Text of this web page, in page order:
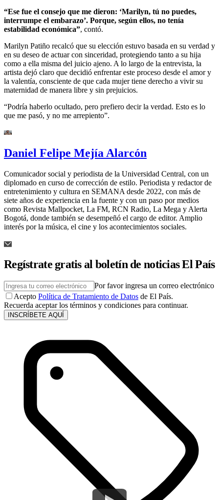
“Ese fue el consejo que me dieron: ‘Marilyn, tú no puedes,
interrumpe el embarazo’. Porque, según ellos, no tenía
estabilidad económica”, contó.
Marilyn Patiño recalcó que su elección estuvo basada en su verdad y
en su deseo de actuar con sinceridad, protegiendo tanto a su hija
como a ella misma del juicio ajeno. A lo largo de la entrevista, la
artista dejó claro que decidió enfrentar este proceso desde el amor y
la valentía, consciente de que cada mujer tiene derecho a vivir su
maternidad de manera libre y sin prejuicios.
“Podría haberlo ocultado, pero prefiero decir la verdad. Esto es lo
que me pasó, y no me arrepiento”.
Daniel Felipe Mejía Alarcón
Comunicador social y periodista de la Universidad Central, con un
diplomado en curso de corrección de estilo. Periodista y redactor de
entretenimiento y cultura en SEMANA desde 2022, con más de
siete años de experiencia en la fuente y con un paso por medios
como Revista Mallpocket, La FM, RCN Radio, La Mega y Alerta
Bogotá, donde también se desempeñó el cargo de editor. Amplio
interés por la música, el cine y los acontecimientos sociales.
Regístrate gratis al boletín de noticias El País
Por favor ingresa un correo electrónico
Acepto Política de Tratamiento de Datos de El País.
Recuerda aceptar los términos y condiciones para continuar.
INSCRÍBETE AQUÍ